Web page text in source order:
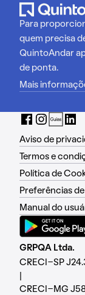
Para
quem precisa
QuintoAndar
de ponta.
Mais
Aviso de
Termos e
Política de
Preferências
Manual do
GRPQA Ltda.
CRECI-SP
CRECI-MG